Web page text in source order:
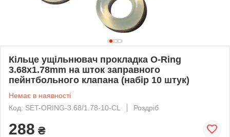
Кільце ущільнювач прокладка O-Ring
3.68x1.78mm на шток заправного
пейнтбольного клапана (набір 10 штук)
Немає в наявності
Код: SET-ORING-3.68/1.78-10-CL
Роздріб
288 ₴